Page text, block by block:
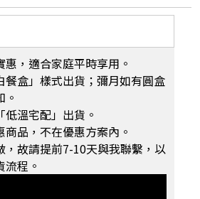
，適合家庭平時享用。
盒」樣式出貨；彌月如有圓盒
溫宅配」出貨。
品，不在優惠方案內。
故請提前7-10天與我聯繫，以
程。